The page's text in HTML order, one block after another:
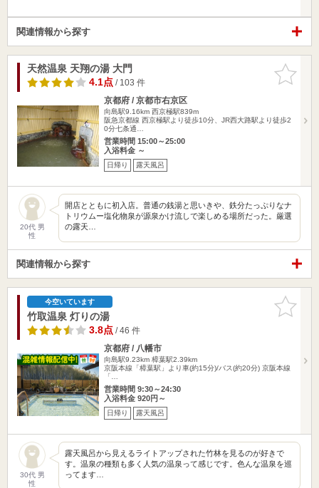
関連情報から探す
お気に入
りに追加
天然温泉 天翔の湯 大門
4.1点/ 103 件
京都府 / 京都市右京区
向島駅9.16km 西京極駅839m
阪急京都線 西京極駅より徒歩10分、JR西大路駅より徒歩2
0分七条通…
営業時間 15:00～25:00
入浴料金 ～
日帰り 露天風呂
20代 男
性
開店とともに初入店。普通の銭湯と思いきや、鉄分たっぷりなナ
トリウムー塩化物泉が源泉かけ流しで楽しめる場所だった。厳選
の露天…
関連情報から探す
お気に入
りに追加
今空いています
竹取温泉 灯りの湯
3.8点/ 46 件
京都府 / 八幡市
向島駅9.23km 樟葉駅2.39km
京阪本線「樟葉駅」より車(約15分)/バス(約20分) 京阪本線
「…
営業時間 9:30～24:30
入浴料金 920円～
日帰り 露天風呂
30代 男
性
露天風呂から見えるライトアップされた竹林を見るのが好きで
す。温泉の種類も多く人気の温泉って感じです。色んな温泉を巡
ってます…